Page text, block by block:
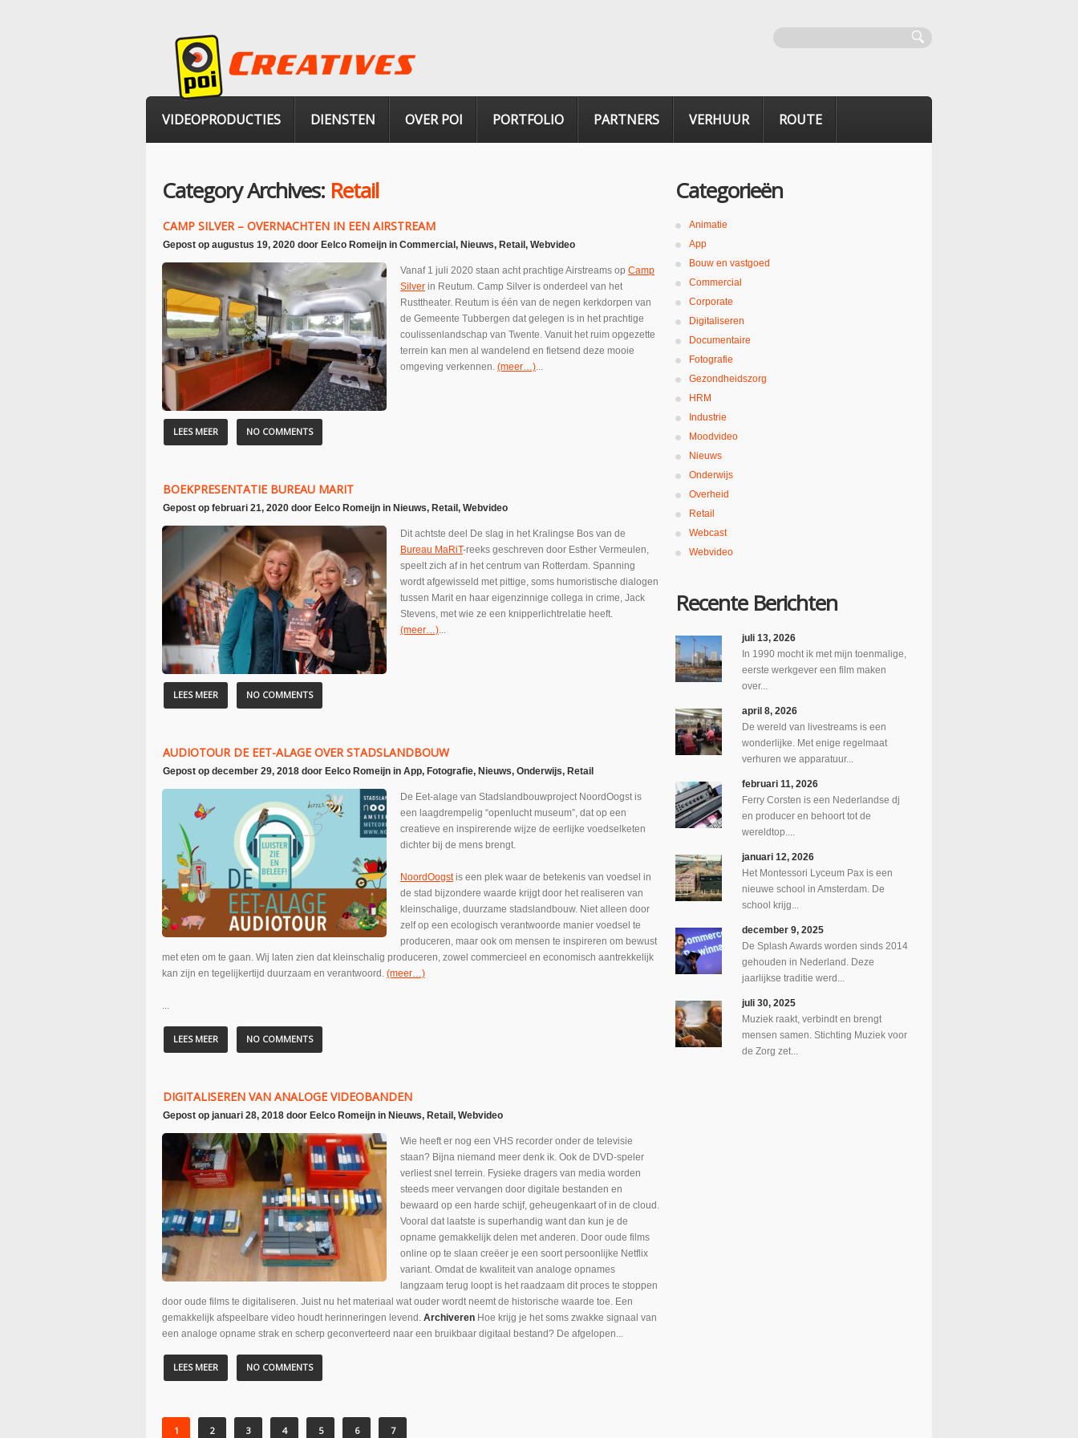
VIDEOPRODUCTIES DIENSTEN OVER POI PORTFOLIO PARTNERS VERHUUR ROUTE
Category Archives: Retail
CAMP SILVER – OVERNACHTEN IN EEN AIRSTREAM
Gepost op augustus 19, 2020 door Eelco Romeijn in Commercial , Nieuws, Retail , Webvideo
Vanaf 1 juli 2020 staan acht prachtige Airstreams op Camp
Silver in Reutum. Camp Silver is onderdeel van het
Rusttheater. Reutum is één van de negen kerkdorpen van
de Gemeente Tubbergen dat gelegen is in het prachtige
coulissenlandschap van Twente. Vanuit het ruim opgezette
terrein kan men al wandelend en fietsend deze mooie
omgeving verkennen. (meer…)...
LEES MEER NO COMMENTS
BOEKPRESENTATIE BUREAU MARIT
Gepost op februari 21, 2020 door Eelco Romeijn in Nieuws, Retail , Webvideo
Dit achtste deel De slag in het Kralingse Bos van de
Bureau MaRiT-reeks geschreven door Esther Vermeulen,
speelt zich af in het centrum van Rotterdam. Spanning
wordt afgewisseld met pittige, soms humoristische dialogen
tussen Marit en haar eigenzinnige collega in crime, Jack
Stevens, met wie ze een knipperlichtrelatie heeft.
(meer…)...
LEES MEER NO COMMENTS
AUDIOTOUR DE EET-ALAGE OVER STADSLANDBOUW
Gepost op december 29, 2018 door Eelco Romeijn in App, Fotografie, Nieuws, Onderwijs, Retail
De Eet-alage van Stadslandbouwproject NoordOogst is
een laagdrempelig “openlucht museum”, dat op een
creatieve en inspirerende wijze de eerlijke voedselketen
dichter bij de mens brengt.
NoordOogstis een plek waar de betekenis van voedsel in
de stad bijzondere waarde krijgt door het realiseren van
kleinschalige, duurzame stadslandbouw. Niet alleen door
zelf op een ecologisch verantwoorde manier voedsel te
produceren, maar ook om mensen te inspireren om bewust
met eten om te gaan. Wij laten zien dat kleinschalig produceren, zowel commercieel en economisch aantrekkelijk
kan zijn en tegelijkertijd duurzaam en verantwoord. (meer…)
...
LEES MEER NO COMMENTS
DIGITALISEREN VAN ANALOGE VIDEOBANDEN
Gepost op januari 28, 2018 door Eelco Romeijn in Nieuws, Retail , Webvideo
Wie heeft er nog een VHS recorder onder de televisie
staan? Bijna niemand meer denk ik. Ook de DVD-speler
verliest snel terrein. Fysieke dragers van media worden
steeds meer vervangen door digitale bestanden en
bewaard op een harde schijf, geheugenkaart of in de cloud.
Vooral dat laatste is superhandig want dan kun je de
opname gemakkelijk delen met anderen. Door oude films
online op te slaan creëer je een soort persoonlijke Netflix
variant. Omdat de kwaliteit van analoge opnames
langzaam terug loopt is het raadzaam dit proces te stoppen
door oude films te digitaliseren. Juist nu het materiaal wat ouder wordt neemt de historische waarde toe. Een
gemakkelijk afspeelbare video houdt herinneringen levend. Archiveren Hoe krijg je het soms zwakke signaal van
een analoge opname strak en scherp geconverteerd naar een bruikbaar digitaal bestand? De afgelopen...
LEES MEER NO COMMENTS
1 2 3 4 5 6 7
Categorieën
Animatie
App
Bouw en vastgoed
Commercial
Corporate
Digitaliseren
Documentaire
Fotografie
Gezondheidszorg
HRM
Industrie
Moodvideo
Nieuws
Onderwijs
Overheid
Retail
Webcast
Webvideo
Recente Berichten
juli 13, 2026
In 1990 mocht ik met mijn toenmalige,
eerste werkgever een film maken
over...
april 8, 2026
De wereld van livestreams is een
wonderlijke. Met enige regelmaat
verhuren we apparatuur...
februari 11, 2026
Ferry Corsten is een Nederlandse dj
en producer en behoort tot de
wereldtop....
januari 12, 2026
Het Montessori Lyceum Pax is een
nieuwe school in Amsterdam. De
school krijg...
december 9, 2025
De Splash Awards worden sinds 2014
gehouden in Nederland. Deze
jaarlijkse traditie werd...
juli 30, 2025
Muziek raakt, verbindt en brengt
mensen samen. Stichting Muziek voor
de Zorg zet...